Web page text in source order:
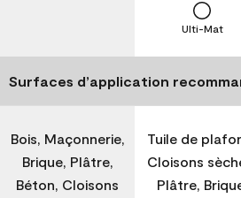
Ulti-Mat
Surfaces d’application
Bois, Maçonnerie,
Brique, Plâtre,
Béton, Cloisons
Tuile de
Cloisons
Plâtre,